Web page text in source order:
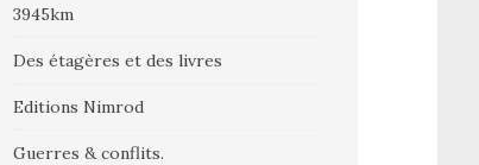
3945km
Des étagères et des livres
Editions Nimrod
Guerres & conflits.